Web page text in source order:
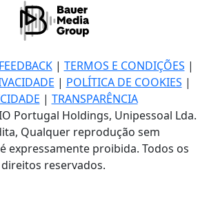
FEEDBACK| TERMOS E CONDIÇÕES |
| POLÍTICA DE COOKIES |
| TRANSPARÊNCIA
Portugal Holdings, Unipessoal Lda.
Qualquer reprodução sem
expressamente proibida. Todos os
direitos reservados.